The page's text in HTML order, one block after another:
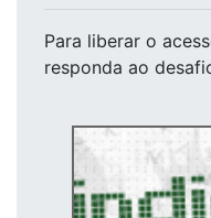
Para liberar o
responda ao